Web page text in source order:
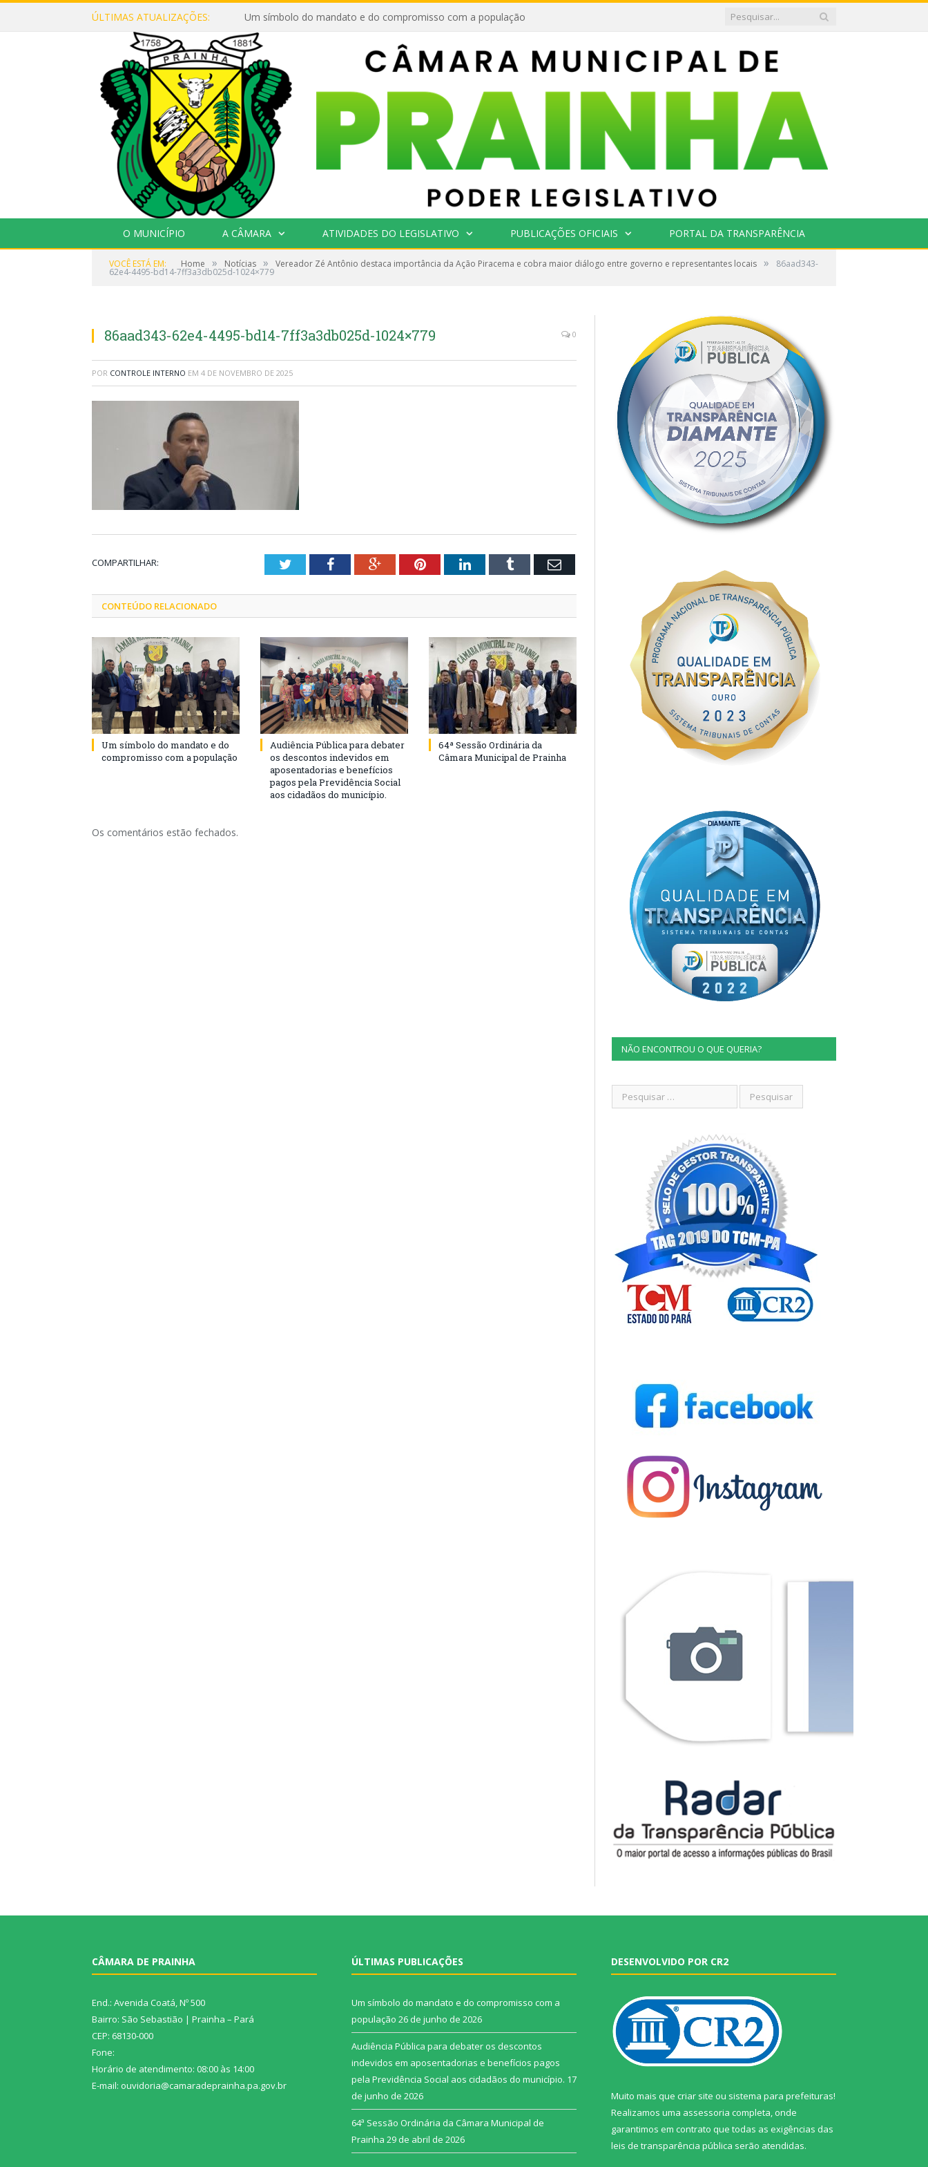
ÚLTIMAS ATUALIZAÇÕES: Um símbolo do mandato e do compromisso com a população
O MUNICÍPIO A CÂMARA ATIVIDADES DO LEGISLATIVO PUBLICAÇÕES OFICIAIS PORTAL DA TRANSPARÊNCIA
VOCÊ ESTÁ EM: Home » Notícias » Vereador Zé Antônio destaca importância da Ação Piracema e cobra maior diálogo entre governo e representantes locais » 86aad343-
62e4-4495-bd14-7ff3a3db025d-1024×779
86aad343-62e4-4495-bd14-7ff3a3db025d-1024×779 0
POR CONTROLE INTERNO EM 4 DE NOVEMBRO DE 2025
COMPARTILHAR: TwitterFacebookGoogle+PinterestLinkedInTumblr Email
CONTEÚDO RELACIONADO
Um símbolo do mandato e do
compromisso com a população
Audiência Pública para debater
os descontos indevidos em
aposentadorias e benefícios
pagos pela Previdência Social
aos cidadãos do município.
64ª Sessão Ordinária da
Câmara Municipal de Prainha
Os comentários estão fechados.
NÃO ENCONTROU O QUE QUERIA?
CÂMARA DE PRAINHA
End.: Avenida Coatá, Nº 500
Bairro: São Sebastião | Prainha – Pará
CEP: 68130-000
Fone:
Horário de atendimento: 08:00 às 14:00
E-mail: ouvidoria@camaradeprainha.pa.gov.br
ÚLTIMAS PUBLICAÇÕES
Um símbolo do mandato e do compromisso com a
população 26 de junho de 2026
Audiência Pública para debater os descontos
indevidos em aposentadorias e benefícios pagos
pela Previdência Social aos cidadãos do município. 17
de junho de 2026
64ª Sessão Ordinária da Câmara Municipal de
Prainha 29 de abril de 2026
DESENVOLVIDO POR CR2
Muito mais que criar site ou sistema para prefeituras!
Realizamos uma assessoria completa, onde
garantimos em contrato que todas as exigências das
leis de transparência pública serão atendidas.